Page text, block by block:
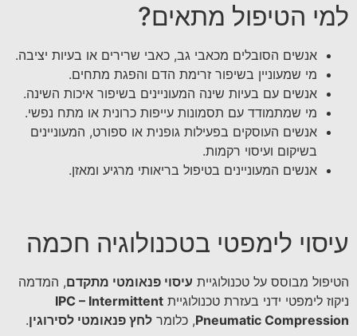
למי הטיפול מתאים?
אנשים הסובלים מכאבי גב, כאבי שרירים או בעיות יציבה.
מי שמעוניין בשיפור זרימת הדם והפגת מתחים.
אנשים עם בעיות שינה המעוניינים בשיפור איכות השינה.
מי שמתמודד עם תסמונות עייפות כרונית או מתח נפשי.
אנשים העוסקים בפעילות גופנית או ספורט, המעוניינים
בשיקום ועיסוי רקמות.
אנשים המעוניינים בטיפול בריאותי מרגיע ומאזן.
עיסוי לימפטי בטכנולוגיה חכמה
הטיפול מבוסס על טכנולוגיית עיסוי פנאומטי מתקדם, המדמה
ניקוז לימפטי ידני בעזרת טכנולוגיית IPC – Intermittent
Pneumatic Compression, כלומר לחץ פנאומטי לסירוגין.